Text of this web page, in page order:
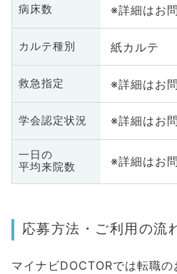
病床数 ※詳細はお
カルテ種別 紙カルテ
救急指定 ※詳細はお
学会認定状況 ※詳細はお
一日の
平均来院数
※詳細はお
応募方法・ご利用の流
マイナビDOCTORでは転職